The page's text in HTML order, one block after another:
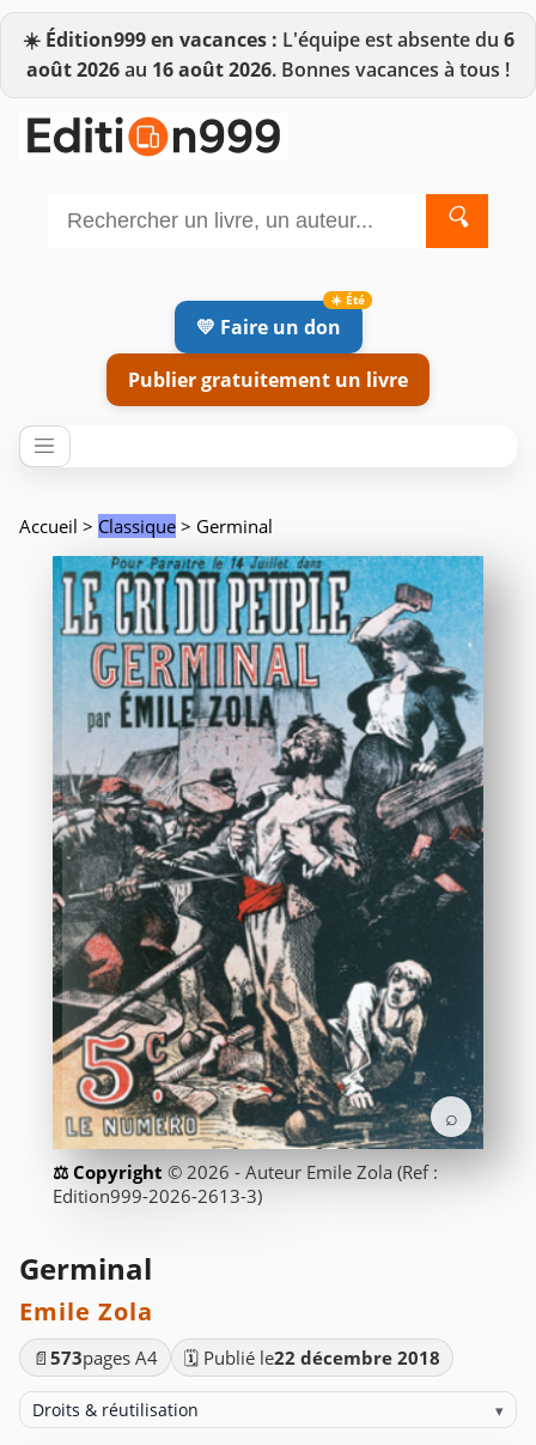
☀️ Édition999 en vacances : L'équipe est absente du 6
août 2026au 16 août 2026. Bonnes vacances à tous !
🔍
💛 Faire un don
Publier gratuitement un livre
Accueil > Classique > Germinal
⌕
© 2026 - Auteur Emile Zola (Ref :
Edition999-2026-2613-3)
Germinal
Emile Zola
📄 573pages A4 🗓️ Publié le22 décembre 2018
Droits & réutilisation ▾